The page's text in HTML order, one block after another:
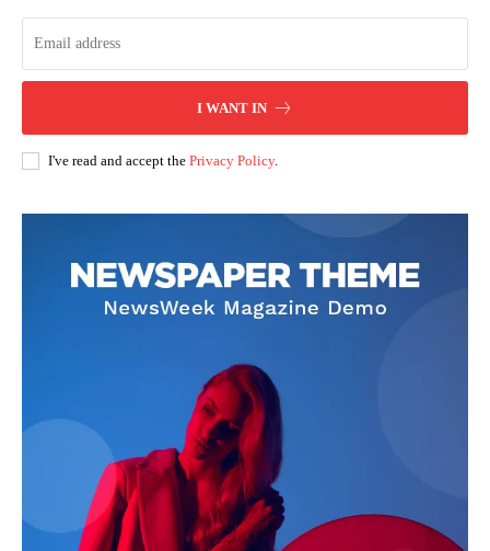
I WANT IN
I've read and accept the Privacy Policy.